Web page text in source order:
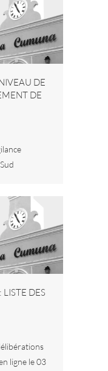
DE
DE
DES
ligne le 03